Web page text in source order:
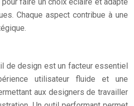
Chaque aspect contribue à une
de design est un facteur essentiel
utilisateur fluide et une
aux designers de travailler